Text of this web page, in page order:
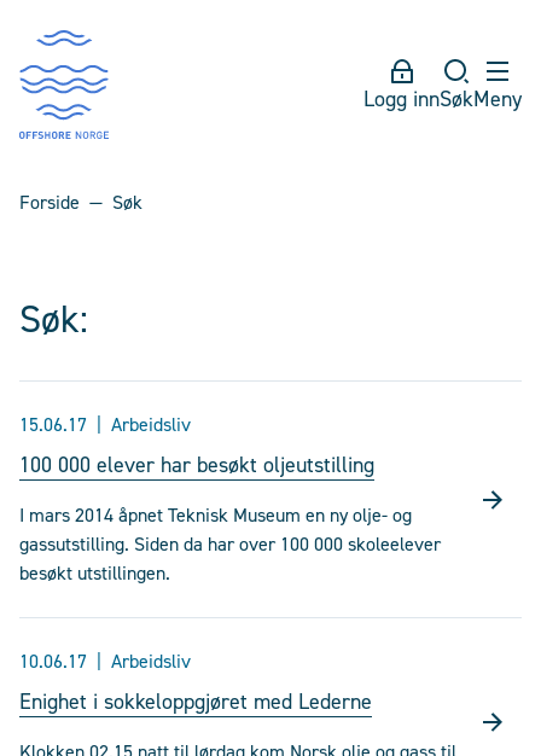
Logg innSøkMeny
Forside Søk
Søk:
15.06.17 Arbeidsliv
100 000 elever har besøkt oljeutstilling
I mars 2014 åpnet Teknisk Museum en ny olje- og
gassutstilling. Siden da har over 100 000 skoleelever
besøkt utstillingen.
10.06.17 Arbeidsliv
Enighet i sokkeloppgjøret med Lederne